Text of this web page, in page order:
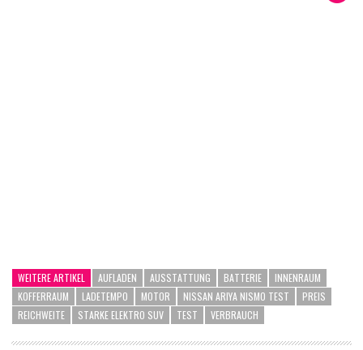
WEITERE ARTIKEL AUFLADEN AUSSTATTUNG BATTERIE
INNENRAUM
KOFFERRAUM
LADETEMPO MOTOR NISSAN ARIYA NISMO TEST
PREIS
REICHWEITE
STARKE ELEKTRO SUV TEST VERBRAUCH